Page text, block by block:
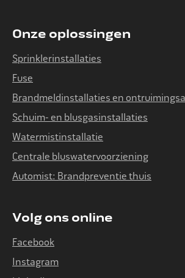
Onze oplossingen
Sprinklerinstallaties
Fuse
Brandmeldinstallaties en
Schuim- en blusgasinstallaties
Watermistinstallatie
Centrale bluswatervoorziening
Automist: Brandpreventie thuis
Volg ons online
Facebook
Instagram